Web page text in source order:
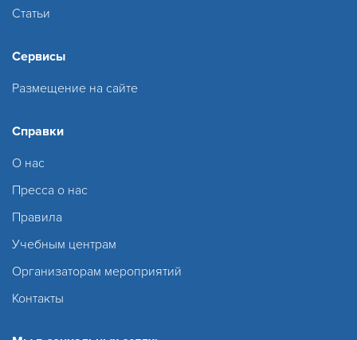
Статьи
Сервисы
Размещение на сайте
Справки
О нас
Пресса о нас
Правила
Учебным центрам
Организаторам мероприятий
Контакты